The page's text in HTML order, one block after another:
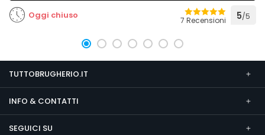
Oggi chiuso 7 Recensioni 5/5
TUTTOBRUGHERIO.IT
INFO & CONTATTI
SEGUICI SU